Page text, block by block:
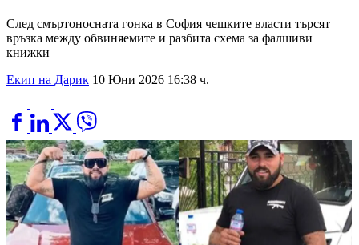
След смъртоносната гонка в София чешките власти търсят
връзка между обвиняемите и разбита схема за фалшиви
книжки
Екип на Дарик 10 Юни 2026 16:38 ч.